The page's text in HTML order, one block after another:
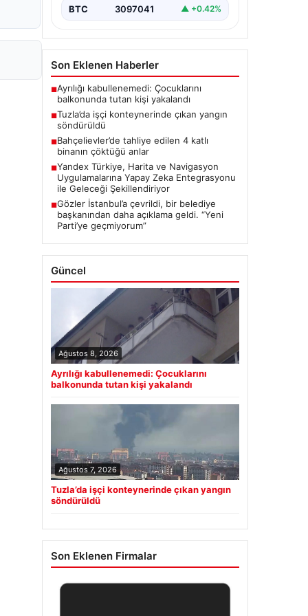
BTC 3097041 ▲ +0.42%
Son Eklenen Haberler
■Ayrılığı kabullenemedi: Çocuklarını
balkonunda tutan kişi yakalandı
■Tuzla’da işçi konteynerinde çıkan yangın
söndürüldü
■Bahçelievler’de tahliye edilen 4 katlı
binanın çöktüğü anlar
■Yandex Türkiye, Harita ve Navigasyon
Uygulamalarına Yapay Zeka Entegrasyonu
ile Geleceği Şekillendiriyor
■Gözler İstanbul’a çevrildi, bir belediye
başkanından daha açıklama geldi. “Yeni
Parti’ye geçmiyorum”
Güncel
Ağustos 8, 2026
Ayrılığı kabullenemedi: Çocuklarını
balkonunda tutan kişi yakalandı
Ağustos 7, 2026
Tuzla’da işçi konteynerinde çıkan yangın
söndürüldü
Son Eklenen Firmalar